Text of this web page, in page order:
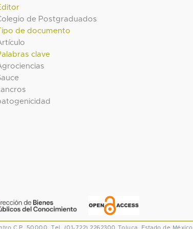
de Postgraduados
de documento
clave
C.P. 50000. Tel. (01-722) 2262300 Toluca, Estado de México.